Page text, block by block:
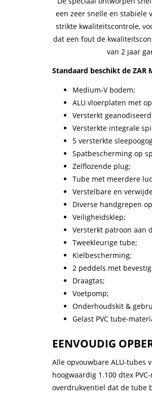
een zeer snelle en stabiele
strikte kwaliteitscontrole,
dat een fout de
van 2 jaar
Standaard beschikt de ZAR
Medium-V bodem;
ALU vloerplaten met
Versterkt
Versterkte integrale
5 versterkte
Spatbescherming op
Zelflozende plug;
Tube met meerdere
Verstelbare en
Diverse handgrepen
Veiligheidsklep;
Versterkt patroon aan
Tweekleurige tube;
Kielbescherming;
2 peddels met
Draagtas;
Voetpomp;
Onderhoudskit &
Gelast PVC tube-
EENVOUDIG
Alle opvouwbare ALU-tubes
hoogwaardig 1.100 dtex
overdrukventiel dat de tube